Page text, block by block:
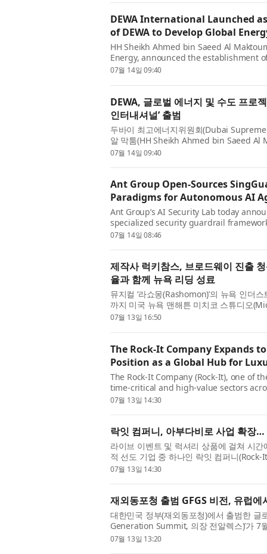
DEWA International Launched
of DEWA to Develop Global
HH Sheikh Ahmed bin Saeed Al
Energy, announced the establishment
subsidiary of Dubai Electricity and
07월 14일 09:40
DEWA, 글로벌 에너지 및 수도 프로
인터내셔널’ 출범
두바이 최고에너지위원회(Dubai
알 막툼(HH Sheikh Ahmed bin Saeed
Water Authority, DEWA)의 100% 자회사
07월 14일 09:40
Ant Group Open-Sources
Paradigms for Autonomous AI
Ant Group’s AI Security Lab today
specialized security guardrail
The framework secures agentic AI
07월 14일 08:46
제작사 럭키참스, 브로드웨이 진출
율과 함께 뉴욕 리딩 성료
뮤지컬 ‘라쇼몽(Rashomon)’의 뉴욕 인
까지 미국 뉴욕 맨해튼 미치코 스튜디오
공적으로 마무리됐다. 이번 리딩은 럭키참
07월 13일 16:50
The Rock-It Company Expands
Position as a Global Hub for
The Rock-It Company (Rock-It), one of
time-critical and high-value sectors
footprint in the UAE to Abu Dhabi, in
07월 13일 14:30
락잇 컴퍼니, 아부다비로 사업 확장…
라이브 이벤트 및 럭셔리 상품에 걸쳐 시
적 선도 기업 중 하나인 락잇 컴퍼니
투자청(Abu Dhabi Investment Office,
07월 13일 14:30
재외동포청 출범 GFGS 비전, 유럽
대한민국 정부(재외동포청)에서 출범한 글
Generation Summit, 의장 전알렉스)’가 7
GFGS 비전포럼 — 뮌헨(Munich Vision
07월 13일 13:20